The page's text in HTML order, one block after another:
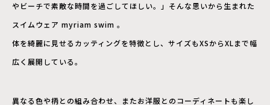
やビーチで素敵な時間を過ごしてほしい。」そんな思いから生まれた
スイムウェア myriam swim 。
体を綺麗に見せるカッティングを特徴とし、サイズもXSからXLまで幅
広く展開している。
異なる色や柄との組み合わせ、またお洋服とのコーディネートも楽し